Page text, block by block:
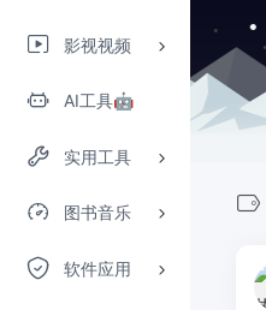
影视视频
AI工具🤖
实用工具
图书音乐
软件应用